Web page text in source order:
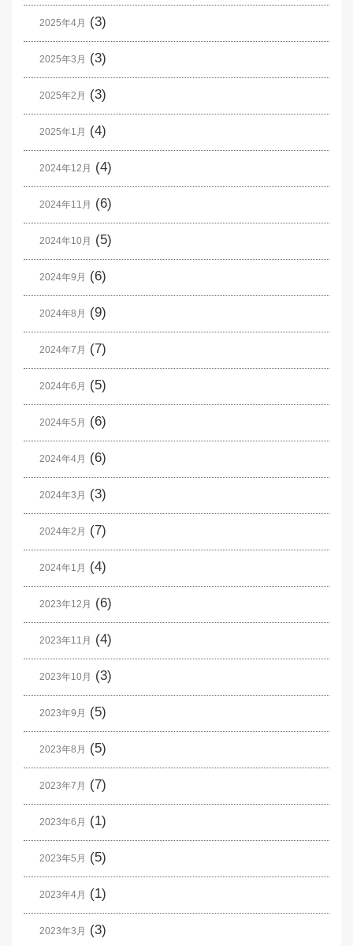
2025年4月 (3)
2025年3月 (3)
2025年2月 (3)
2025年1月 (4)
2024年12月 (4)
2024年11月 (6)
2024年10月 (5)
2024年9月 (6)
2024年8月 (9)
2024年7月 (7)
2024年6月 (5)
2024年5月 (6)
2024年4月 (6)
2024年3月 (3)
2024年2月 (7)
2024年1月 (4)
2023年12月 (6)
2023年11月 (4)
2023年10月 (3)
2023年9月 (5)
2023年8月 (5)
2023年7月 (7)
2023年6月 (1)
2023年5月 (5)
2023年4月 (1)
2023年3月 (3)